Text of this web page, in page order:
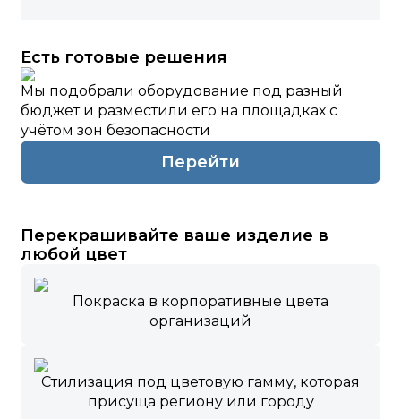
Есть готовые решения
Мы подобрали оборудование под разный
бюджет и разместили его на площадках с
учётом зон безопасности
Перейти
Перекрашивайте ваше изделие в
любой цвет
Покраска в корпоративные цвета
организаций
Стилизация под цветовую гамму, которая
присуща региону или городу